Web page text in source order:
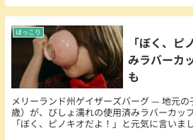
ほっこり
「ぼく、
みラバーカ
も
メリーランド州ゲイザーズバーグ — 地元
歳）が、びしょ濡れの使用済みラバーカッ
「ぼく、ピノキオだよ！」と元気に言いまし